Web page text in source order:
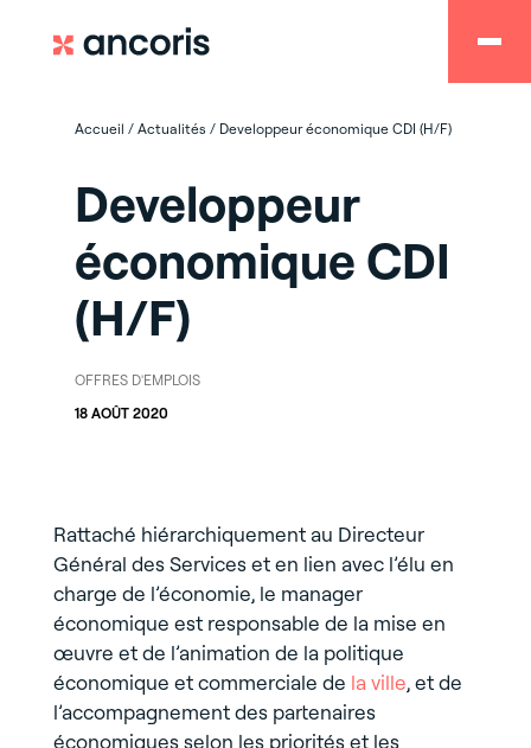
Accueil / Actualités / Developpeur économique CDI (H/F)
Developpeur
économique CDI
(H/F)
OFFRES D'EMPLOIS
18 AOÛT 2020
Rattaché hiérarchiquement au Directeur
Général des Services et en lien avec l’élu en
charge de l’économie, le manager
économique est responsable de la mise en
œuvre et de l’animation de la politique
économique et commerciale de la ville, et de
l’accompagnement des partenaires
économiques selon les priorités et les